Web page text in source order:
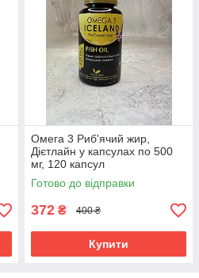
Омега 3 Риб'ячий жир,
Дієтлайн у капсулах по 500
мг, 120 капсул
Готово до відправки
372 ₴ 400 ₴
Купити